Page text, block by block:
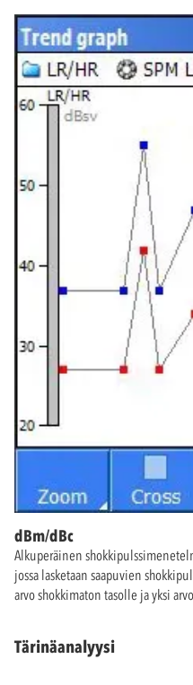
dBm/dBc
Alkuperäinen
jossa lasketaan saapuvien
arvo shokkimaton tasolle ja yksi
Tärinäanalyysi